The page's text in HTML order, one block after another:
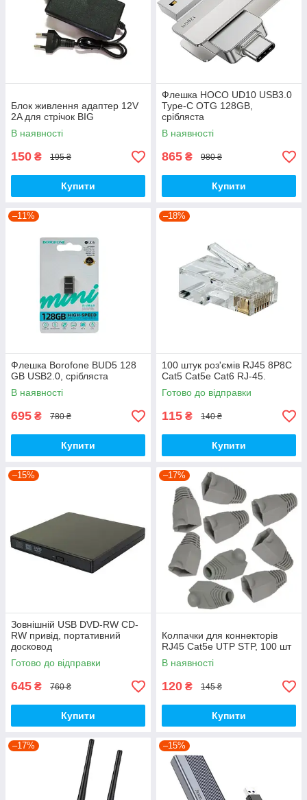
Блок живлення адаптер 12V
2A для стрічок BIG
В наявності
150 ₴ 195 ₴
Купити
Флешка HOCO UD10 USB3.0
Type-C OTG 128GB,
срібляста
В наявності
865 ₴ 980 ₴
Купити
–11%
Флешка Borofone BUD5 128
GB USB2.0, срібляста
В наявності
695 ₴ 780 ₴
Купити
–18%
100 штук роз'ємів RJ45 8P8C
Cat5 Cat5e Cat6 RJ-45.
Готово до відправки
115 ₴ 140 ₴
Купити
–15%
Зовнішній USB DVD-RW CD-
RW привід, портативний
досковод
Готово до відправки
645 ₴ 760 ₴
Купити
–17%
Колпачки для коннекторів
RJ45 Cat5e UTP STP, 100 шт
В наявності
120 ₴ 145 ₴
Купити
–17% –15%